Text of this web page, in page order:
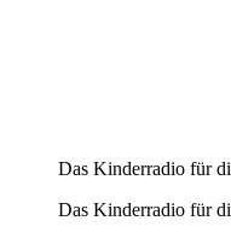
Das Kinderradio für
Das Kinderradio für